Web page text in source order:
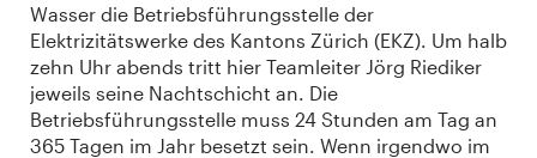
Wasser die Betriebsführungsstelle der
Elektrizitätswerke des Kantons Zürich (EKZ). Um halb
zehn Uhr abends tritt hier Teamleiter Jörg Riediker
jeweils seine Nachtschicht an. Die
Betriebsführungsstelle muss 24 Stunden am Tag an
365 Tagen im Jahr besetzt sein. Wenn irgendwo im